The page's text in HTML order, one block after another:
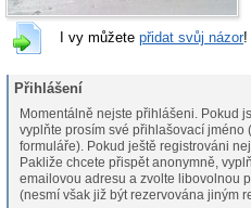
I vy můžete přidat svůj názor!
Přihlášení
Momentálně nejste přihlášeni. Pokud
vyplňte prosím své přihlašovací jméno
formuláře). Pokud ještě
Pakliže chcete přispět anonymně,
emailovou adresu a zvolte libovolnou
(nesmí však již být rezervována jiným